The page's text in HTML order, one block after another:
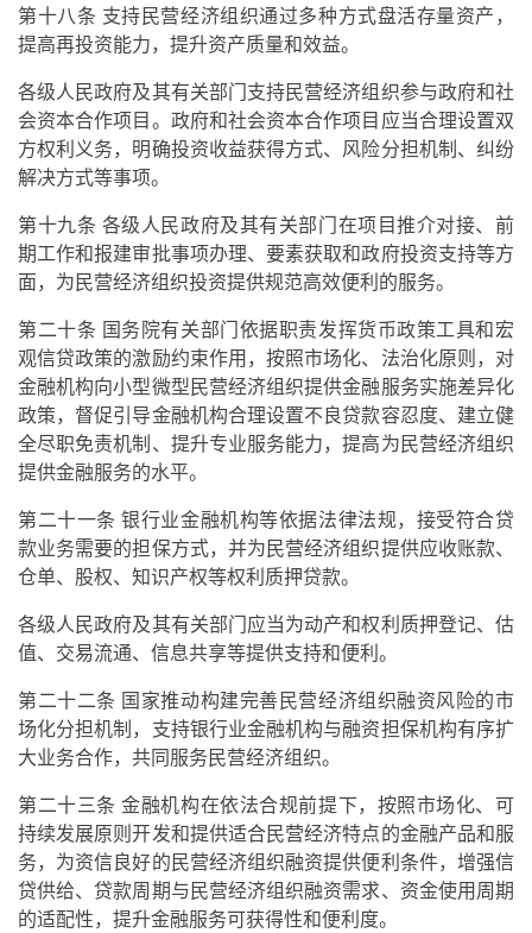
第十八条 支持民营经济组织通过多种方式盘活存量资产，
提高再投资能力，提升资产质量和效益。
各级人民政府及其有关部门支持民营经济组织参与政府和社
会资本合作项目。政府和社会资本合作项目应当合理设置双
方权利义务，明确投资收益获得方式、风险分担机制、纠纷
解决方式等事项。
第十九条 各级人民政府及其有关部门在项目推介对接、前
期工作和报建审批事项办理、要素获取和政府投资支持等方
面，为民营经济组织投资提供规范高效便利的服务。
第二十条 国务院有关部门依据职责发挥货币政策工具和宏
观信贷政策的激励约束作用，按照市场化、法治化原则，对
金融机构向小型微型民营经济组织提供金融服务实施差异化
政策，督促引导金融机构合理设置不良贷款容忍度、建立健
全尽职免责机制、提升专业服务能力，提高为民营经济组织
提供金融服务的水平。
第二十一条 银行业金融机构等依据法律法规，接受符合贷
款业务需要的担保方式，并为民营经济组织提供应收账款、
仓单、股权、知识产权等权利质押贷款。
各级人民政府及其有关部门应当为动产和权利质押登记、估
值、交易流通、信息共享等提供支持和便利。
第二十二条 国家推动构建完善民营经济组织融资风险的市
场化分担机制，支持银行业金融机构与融资担保机构有序扩
大业务合作，共同服务民营经济组织。
第二十三条 金融机构在依法合规前提下，按照市场化、可
持续发展原则开发和提供适合民营经济特点的金融产品和服
务，为资信良好的民营经济组织融资提供便利条件，增强信
贷供给、贷款周期与民营经济组织融资需求、资金使用周期
的适配性，提升金融服务可获得性和便利度。